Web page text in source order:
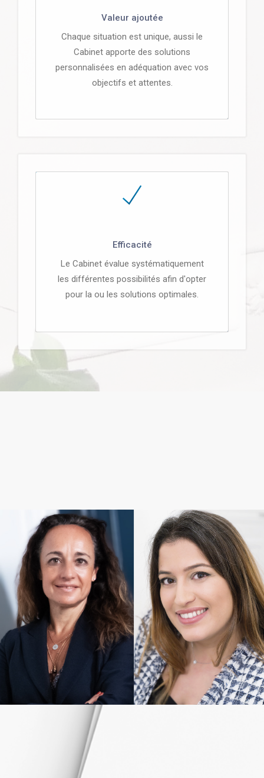
Valeur ajoutée
Chaque situation est unique, aussi le
Cabinet apporte des solutions
personnalisées en adéquation avec vos
objectifs et attentes.
Efficacité
Le Cabinet évalue systématiquement
les différentes possibilités afin d'opter
pour la ou les solutions optimales.